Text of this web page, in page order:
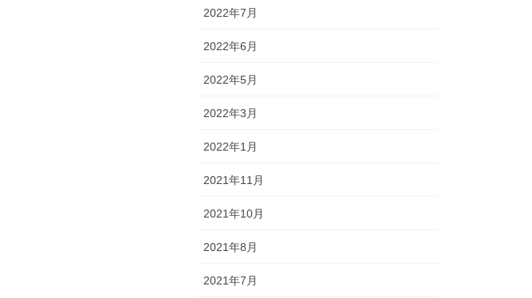
2022年7月
2022年6月
2022年5月
2022年3月
2022年1月
2021年11月
2021年10月
2021年8月
2021年7月